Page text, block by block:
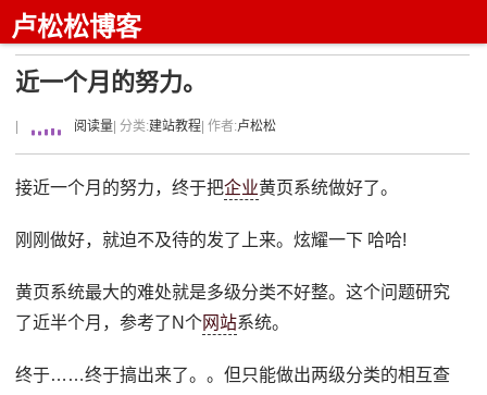
卢松松博客
近一个月的努力。
阅读量 | 分类:建站教程 | 作者:卢松松
接近一个月的努力，终于把企业黄页系统做好了。
刚刚做好，就迫不及待的发了上来。炫耀一下 哈哈!
黄页系统最大的难处就是多级分类不好整。这个问题研究
了近半个月，参考了N个网站系统。
终于……终于搞出来了。。但只能做出两级分类的相互查